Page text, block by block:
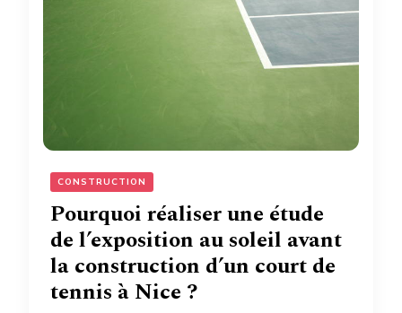
CONSTRUCTION
Pourquoi réaliser une étude
de l’exposition au soleil avant
la construction d’un court de
tennis à Nice ?